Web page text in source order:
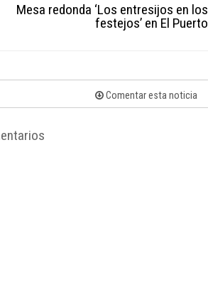
Mesa redonda ‘Los entresijos en los
festejos’ en El Puerto
Comentar esta noticia